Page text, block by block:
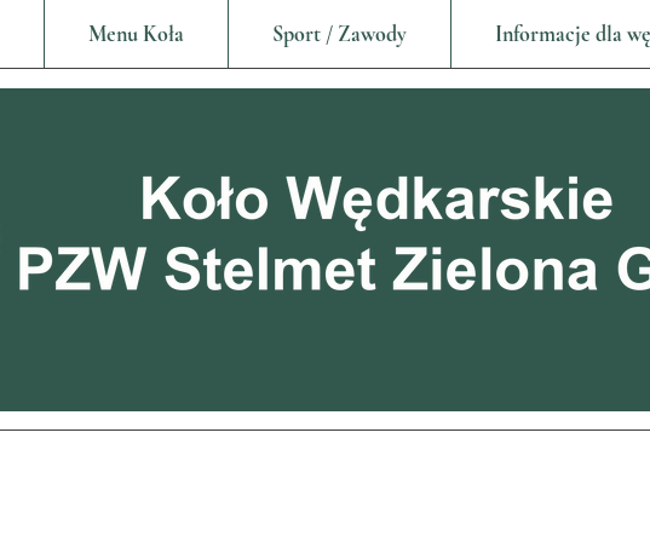
Menu Koła Sport / Zawody Informacje dla